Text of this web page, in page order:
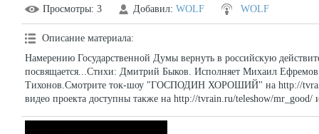
Просмотры: 3 Добавил: WOLF WOLF
Описание материала:
Намерению Государственной Думы вернуть в российскую
посвящается...Стихи: Дмитрий Быков. Исполняет Михаил
Тихонов.Смотрите ток-шоу "ГОСПОДИН ХОРОШИЙ" на http://
видео проекта доступны также на http://tvrain.ru/teleshow/mr_good/